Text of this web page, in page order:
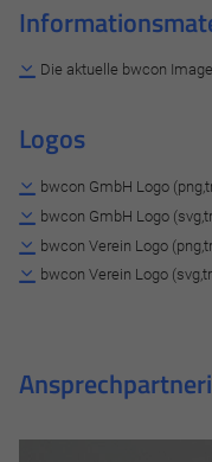
Die aktuelle bwcon
Logos
bwcon GmbH Logo
bwcon GmbH Logo
bwcon Verein Logo
bwcon Verein Logo